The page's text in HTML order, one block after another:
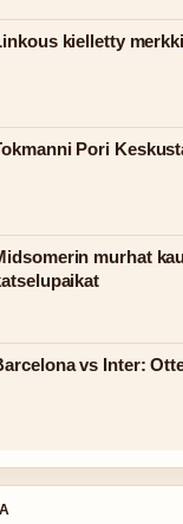
kielletty
Pori
murhat
vs Inter: